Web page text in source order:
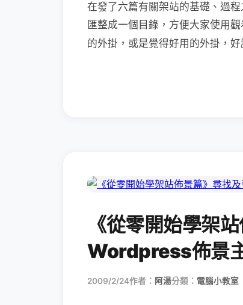
在發了六篇有關架站的基礎、過
匯整成一個目錄，方便大家使用
的外掛，或是覺得好用的外掛，
《從零開始學架
Wordpress佈景
2009/2/24作者： 阿湯分類： 電腦小教室